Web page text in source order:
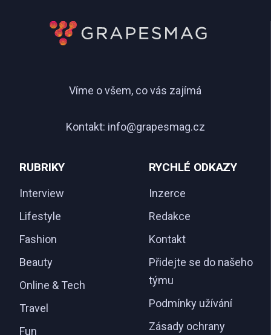
Víme o všem, co vás zajímá
Kontakt: info@grapesmag.cz
RUBRIKY
Interview
Lifestyle
Fashion
Beauty
Online & Tech
Travel
Fun
RYCHLÉ ODKAZY
Inzerce
Redakce
Kontakt
Přidejte se do našeho
týmu
Podmínky užívání
Zásady ochrany